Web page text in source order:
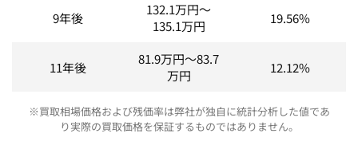
9年後 132.1万円～
135.1万円 19.56%
11年後 81.9万円～83.7
万円
12.12%
※買取相場価格および残価率は弊社が独自に統計分析した値であ
り実際の買取価格を保証するものではありません。